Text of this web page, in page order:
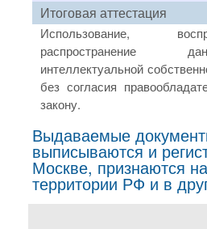
Итоговая аттестация
Использование,
распространение
интеллектуальной
без согласия
закону.
Выдаваемые
выписываются и
Москве, признаются
территории РФ и в